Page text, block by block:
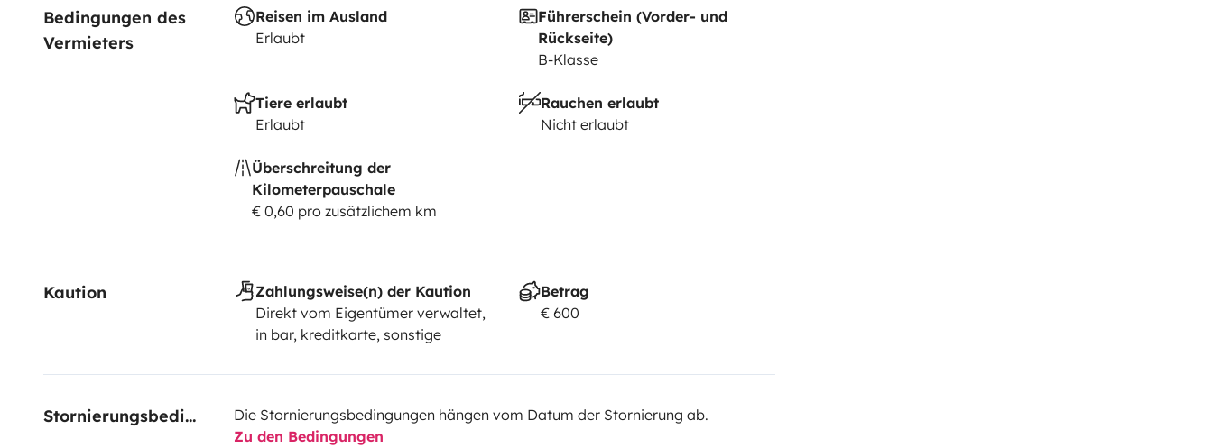
Bedingungen des
Vermieters
Reisen im Ausland
Erlaubt
Führerschein (Vorder- und
Rückseite)
B-Klasse
Tiere erlaubt
Erlaubt
Rauchen erlaubt
Nicht erlaubt
Überschreitung der
Kilometerpauschale
€ 0,60 pro zusätzlichem km
Kaution
Zahlungsweise(n) der Kaution
Direkt vom Eigentümer verwaltet,
in bar, kreditkarte, sonstige
Betrag
€ 600
Stornierungsbedingungen
Die Stornierungsbedingungen hängen vom Datum der Stornierung ab.
Zu den Bedingungen